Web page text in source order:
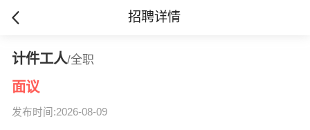
招聘详情
计件工人/全职
面议
发布时间:2026-08-09